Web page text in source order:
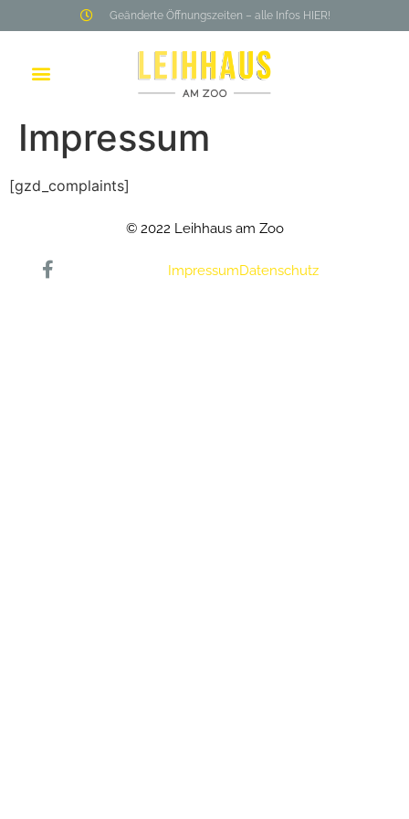
Geänderte Öffnungszeiten – alle Infos HIER!
Impressum
[gzd_complaints]
© 2022 Leihhaus am Zoo
ImpressumDatenschutz